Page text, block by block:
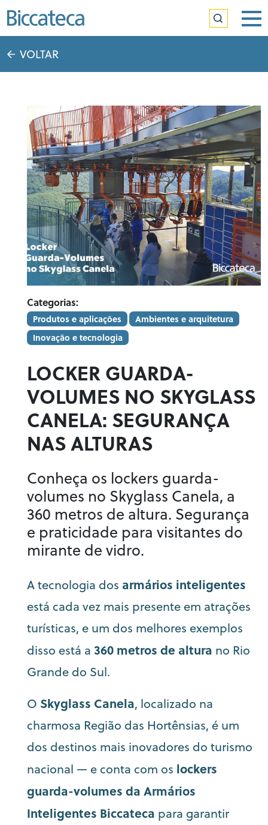
VOLTAR
Categorias:
Produtos e aplicações
Ambientes e arquitetura
Inovação e tecnologia
LOCKER GUARDA-
VOLUMES NO SKYGLASS
CANELA: SEGURANÇA
NAS ALTURAS
Conheça os lockers guarda-
volumes no Skyglass Canela, a
360 metros de altura. Segurança
e praticidade para visitantes do
mirante de vidro.
A tecnologia dos armários inteligentes
está cada vez mais presente em atrações
turísticas, e um dos melhores exemplos
disso está a360 metros de altura no Rio
Grande do Sul.
O Skyglass Canela, localizado na
charmosa Região das Hortênsias, é um
dos destinos mais inovadores do turismo
nacional — e conta com os lockers
guarda-volumes da Armários
Inteligentes Biccateca para garantir